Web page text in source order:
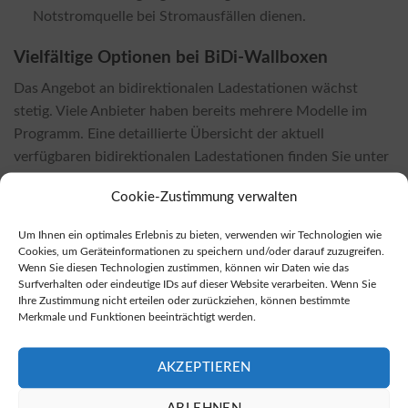
Cookie-Zustimmung verwalten
Um Ihnen ein optimales Erlebnis zu bieten, verwenden wir Technologien wie
Cookies, um Geräteinformationen zu speichern und/oder darauf zuzugreifen.
Wenn Sie diesen Technologien zustimmen, können wir Daten wie das
Surfverhalten oder eindeutige IDs auf dieser Website verarbeiten. Wenn Sie
Ihre Zustimmung nicht erteilen oder zurückziehen, können bestimmte
Merkmale und Funktionen beeinträchtigt werden.
AKZEPTIEREN
Notstromquelle bei Stromausfällen dienen.
Vielfältige Optionen bei BiDi-Wallboxen
Das Angebot an bidirektionalen Ladestationen wächst
stetig. Viele Anbieter haben bereits mehrere Modelle im
Programm. Eine detaillierte Übersicht der aktuell
verfügbaren bidirektionalen Ladestationen finden Sie unter
Bidirektionale Wallboxen sind sowohl bei Fachhändlern vor
Ort als auch in zahlreichen Online-Shops erhältlich, wobei
letztere oft günstigere Preise bieten. UnterKauf von
bidirektionalen Wallboxenkönnen Sie eine Auswahl an
Welche Kosten sind zu erwarten?